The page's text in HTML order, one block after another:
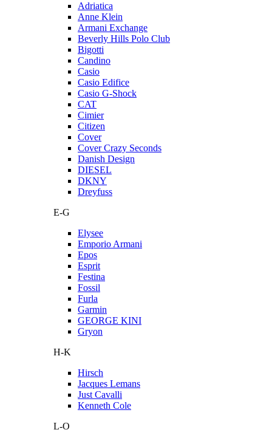
Adriatica
Anne Klein
Armani Exchange
Beverly Hills Polo Club
Bigotti
Candino
Casio
Casio Edifice
Casio G-Shock
CAT
Cimier
Citizen
Cover
Cover Crazy Seconds
Danish Design
DIESEL
DKNY
Dreyfuss
E-G
Elysee
Emporio Armani
Epos
Esprit
Festina
Fossil
Furla
Garmin
GEORGE KINI
Gryon
H-K
Hirsch
Jacques Lemans
Just Cavalli
Kenneth Cole
L-O